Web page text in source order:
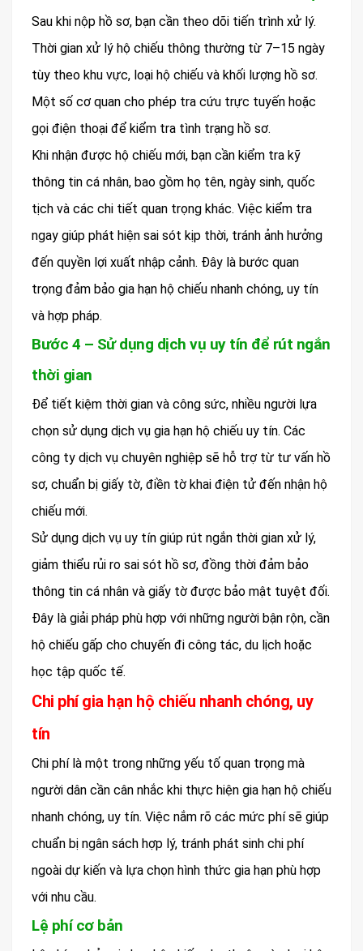
Sau khi nộp hồ sơ, bạn cần theo dõi tiến trình xử lý.
Thời gian xử lý hộ chiếu thông thường từ 7–15 ngày
tùy theo khu vực, loại hộ chiếu và khối lượng hồ sơ.
Một số cơ quan cho phép tra cứu trực tuyến hoặc
gọi điện thoại để kiểm tra tình trạng hồ sơ.
Khi nhận được hộ chiếu mới, bạn cần kiểm tra kỹ
thông tin cá nhân, bao gồm họ tên, ngày sinh, quốc
tịch và các chi tiết quan trọng khác. Việc kiểm tra
ngay giúp phát hiện sai sót kịp thời, tránh ảnh hưởng
đến quyền lợi xuất nhập cảnh. Đây là bước quan
trọng đảm bảo gia hạn hộ chiếu nhanh chóng, uy tín
và hợp pháp.
Bước 4 – Sử dụng dịch vụ uy tín để rút ngắn
thời gian
Để tiết kiệm thời gian và công sức, nhiều người lựa
chọn sử dụng dịch vụ gia hạn hộ chiếu uy tín. Các
công ty dịch vụ chuyên nghiệp sẽ hỗ trợ từ tư vấn hồ
sơ, chuẩn bị giấy tờ, điền tờ khai điện tử đến nhận hộ
chiếu mới.
Sử dụng dịch vụ uy tín giúp rút ngắn thời gian xử lý,
giảm thiểu rủi ro sai sót hồ sơ, đồng thời đảm bảo
thông tin cá nhân và giấy tờ được bảo mật tuyệt đối.
Đây là giải pháp phù hợp với những người bận rộn, cần
hộ chiếu gấp cho chuyến đi công tác, du lịch hoặc
học tập quốc tế.
Chi phí gia hạn hộ chiếu nhanh chóng, uy
tín
Chi phí là một trong những yếu tố quan trọng mà
người dân cần cân nhắc khi thực hiện gia hạn hộ chiếu
nhanh chóng, uy tín. Việc nắm rõ các mức phí sẽ giúp
chuẩn bị ngân sách hợp lý, tránh phát sinh chi phí
ngoài dự kiến và lựa chọn hình thức gia hạn phù hợp
với nhu cầu.
Lệ phí cơ bản